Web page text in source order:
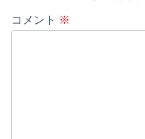
コメント ※